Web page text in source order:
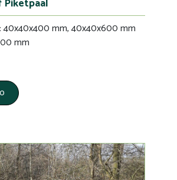
40x40x400 mm, 40x40x600 mm
mm